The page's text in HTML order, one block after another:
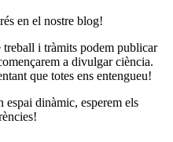
en el nostre blog!
i tràmits podem publicar
a divulgar ciència.
que totes ens entengueu!
espai dinàmic, esperem els